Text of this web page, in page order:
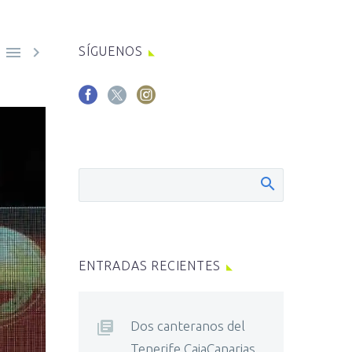
  SÍGUENOS
ENTRADAS RECIENTES
Dos canteranos del
Tenerife CajaCanarias